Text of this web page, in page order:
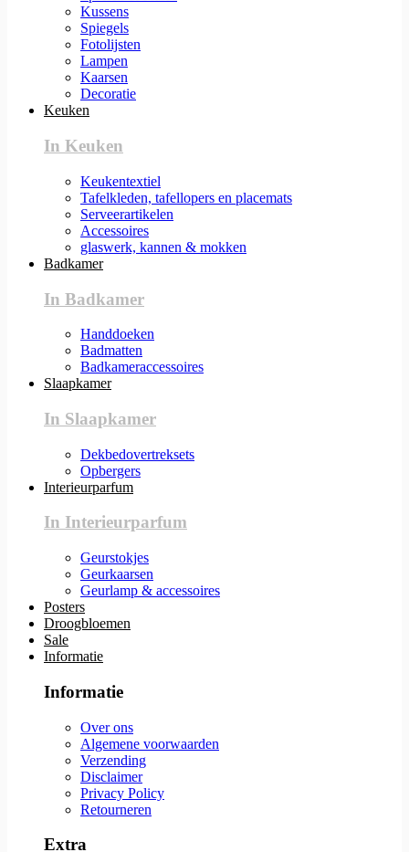
Kussens
Spiegels
Fotolijsten
Lampen
Kaarsen
Decoratie
Keuken
In Keuken
Keukentextiel
Tafelkleden, tafellopers en placemats
Serveerartikelen
Accessoires
glaswerk, kannen & mokken
Badkamer
In Badkamer
Handdoeken
Badmatten
Badkameraccessoires
Slaapkamer
In Slaapkamer
Dekbedovertreksets
Opbergers
Interieurparfum
In Interieurparfum
Geurstokjes
Geurkaarsen
Geurlamp & accessoires
Posters
Droogbloemen
Sale
Informatie
Informatie
Over ons
Algemene voorwaarden
Verzending
Disclaimer
Privacy Policy
Retourneren
Extra